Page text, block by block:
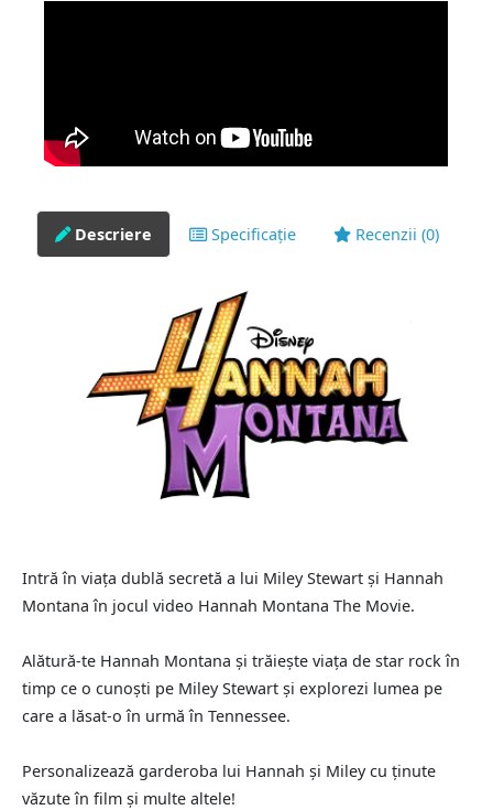
Descriere Specificație Recenzii (0)
Intră în viața dublă secretă a lui Miley Stewart și Hannah
Montana în jocul video Hannah Montana The Movie.
Alătură-te Hannah Montana și trăiește viața de star rock în
timp ce o cunoști pe Miley Stewart și explorezi lumea pe
care a lăsat-o în urmă în Tennessee.
Personalizează garderoba lui Hannah și Miley cu ținute
văzute în film și multe altele!